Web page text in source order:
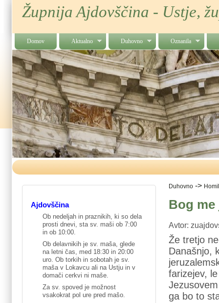
Župnija Ajdovščina - Ustje,
Domov Aktualno Duhovno Oznanila
Duhovno ->
Bog
Avtor:
Že tretjo
Današnjo,
farizejev,
ga bo to
Ajdovščina
Ob nedeljah in praznikih, ki so dela
prosti dnevi, sta sv. maši ob 7:00
in ob 10:00.
Ob delavnikih je sv. maša, glede
na letni čas, med 18:30 in 20:00
uro. Ob torkih in sobotah je sv.
maša v Lokavcu ali na Ustju in v
domači cerkvi ni maše.
Za sv. spoved je možnost
vsakokrat pol ure pred mašo.